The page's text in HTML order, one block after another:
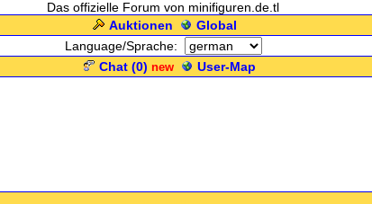
Das offizielle Forum von minifiguren.de.tl
Auktionen Global
Language/Sprache:
Chat (0) new User-Map